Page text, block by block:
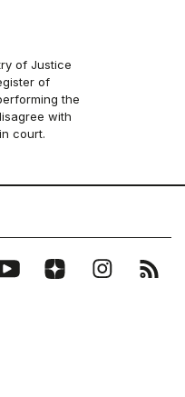
of Justice
of
the
with
court.